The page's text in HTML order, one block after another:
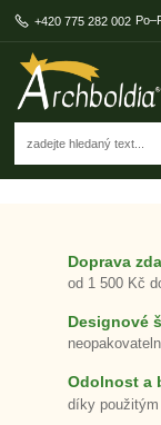
+420 775 282 002
Doprava
od 1 500 Kč
Designové
Odolnost a
díky použitým